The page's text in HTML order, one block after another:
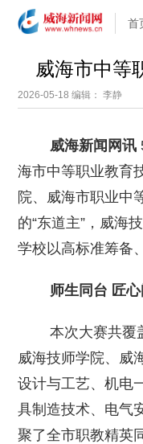
首
威海市中等
2026-05-18编辑： 李静
威海新闻网讯
海市中等职业教育
院、威海市职业中
的“东道主”，威海
学校以高标准筹备
师生同台 匠
本次大赛共覆盖
威海技师学院、威
设计与工艺、机电
具制造技术、电气
聚了全市职教精英